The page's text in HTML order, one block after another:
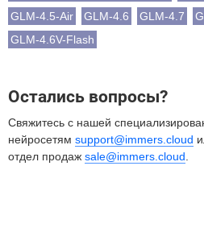
GLM-4.5-Air
GLM-4.6 GLM-4.7
GLM-4.6V-Flash
Остались вопросы?
Свяжитесь с нашей
нейросетям support@immers.cloud
отдел продаж sale@immers.cloud